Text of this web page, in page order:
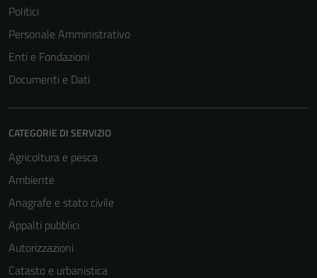
Politici
Personale Amministrativo
Enti e Fondazioni
Documenti e Dati
CATEGORIE DI SERVIZIO
Agricoltura e pesca
Ambiente
Anagrafe e stato civile
Appalti pubblici
Autorizzazioni
Catasto e urbanistica